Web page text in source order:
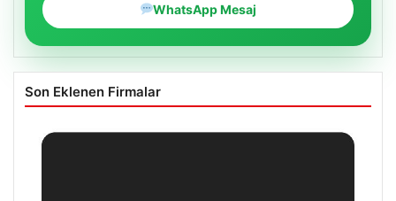
WhatsApp Mesaj
Son Eklenen Firmalar